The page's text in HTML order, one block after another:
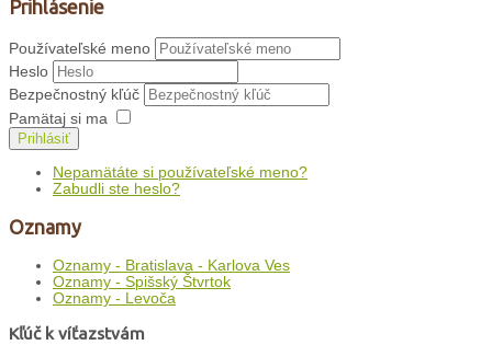
Prihlásenie
Používateľské meno
Heslo
Bezpečnostný kľúč
Pamätaj si ma
Prihlásiť
Nepamätáte si používateľské meno?
Zabudli ste heslo?
Oznamy
Oznamy - Bratislava - Karlova Ves
Oznamy - Spišský Štvrtok
Oznamy - Levoča
Kľúč k víťazstvám